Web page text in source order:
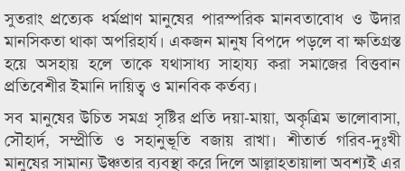
সুতরাং প্রত্যেক ধর্মপ্রাণ মানুষের পারস্পরিক মানবতাবোধ ও উদার
মানসিকতা থাকা অপরিহার্য। একজন মানুষ বিপদে পড়লে বা ক্ষতিগ্রস্ত
হয়ে অসহায় হলে তাকে যথাসাধ্য সাহায্য করা সমাজের বিত্তবান
প্রতিবেশীর ইমানি দায়িত্ব ও মানবিক কর্তব্য।
সব মানুষের উচিত সমগ্র সৃষ্টির প্রতি দয়া-মায়া, অকৃত্রিম ভালোবাসা,
সৌহার্দ, সম্প্রীতি ও সহানুভূতি বজায় রাখা। শীতার্ত গরিব-দুঃখী
মানুষের সামান্য উঞ্চতার ব্যবস্থা করে দিলে আল্লাহতায়ালা অবশ্যই এর